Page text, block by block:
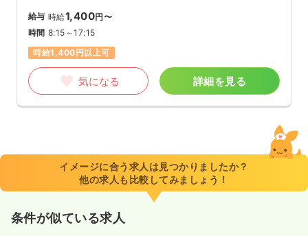
給与 時給1,400円〜
時間 8:15～17:15
時給1,400円以上可
気になる 詳細を見る
イメージに合う求人は見つかりましたか？
他の求人も比較してみましょう！
条件が似ている求人